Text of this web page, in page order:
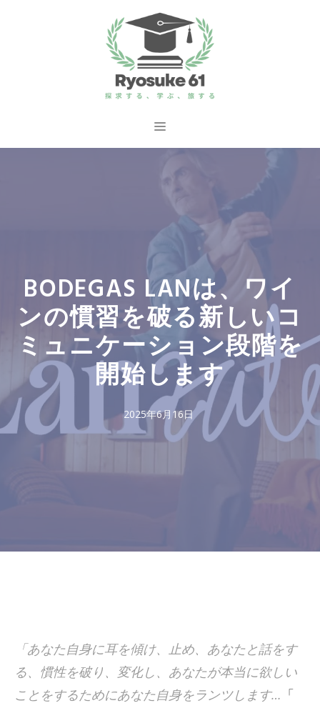
ス
メ
ュ
BODEGAS LANは、ワイ
ンの慣習を破る新しいコ
ミュニケーション段階を
開始します
2025年6月16日
「あなた自身に耳を傾け、止め、あなたと話をす
る、慣性を破り、変化し、あなたが本当に欲しい
ことをするためにあなた自身をランツします… 「